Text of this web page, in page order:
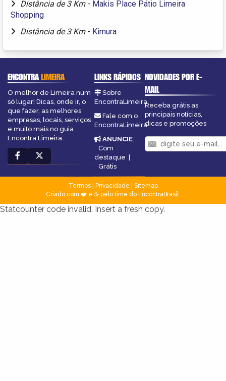
Distância de 3 Km - Makis Place Pátio Limeira
Shopping
Distância de 3 Km - Kimura
ENCONTRALIMEIRA
O melhor de Limeira num
só lugar! Dicas, onde ir, o
que fazer, as melhores
empresas, locais, serviços
e muito mais no guia
Encontra Limeira.
LINKS RÁPIDOS
Sobre
EncontraLimeira
Fale com o
EncontraLimeira
ANUNCIE:
Com
destaque |
Grátis
NOVIDADES POR E-
MAIL
Receba grátis as
principais notícias,
dicas e promoções
Termos| Privacidade
Sitemap
Criado com ❤️ e ☕ pelo time do EncontraBrasil
Statcounter code invalid. Insert a fresh copy.